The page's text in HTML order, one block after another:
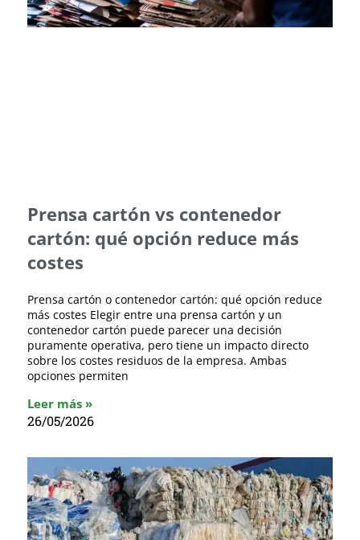
Prensa cartón vs contenedor
cartón: qué opción reduce más
costes
Prensa cartón o contenedor cartón: qué opción reduce
más costes Elegir entre una prensa cartón y un
contenedor cartón puede parecer una decisión
puramente operativa, pero tiene un impacto directo
sobre los costes residuos de la empresa. Ambas
opciones permiten
Leer más »
26/05/2026